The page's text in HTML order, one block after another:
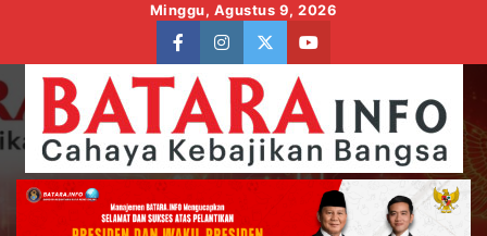
content
Minggu, Agustus 9, 2026
facebookinstagram
twitteryoutube